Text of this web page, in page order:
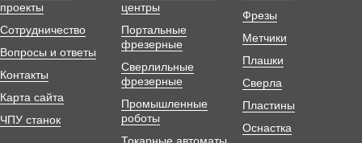
проекты
Сотрудничество
Вопросы и ответы
Контакты
Карта сайта
ЧПУ станок
центры
Портальные
фрезерные
Сверлильные
фрезерные
Промышленные
роботы
Фрезы
Метчики
Плашки
Сверла
Пластины
Оснастка